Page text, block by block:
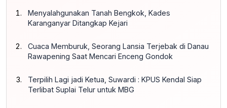
Menyalahgunakan Tanah Bengkok, Kades
Karanganyar Ditangkap Kejari
Cuaca Memburuk, Seorang Lansia Terjebak di Danau
Rawapening Saat Mencari Enceng Gondok
Terpilih Lagi jadi Ketua, Suwardi : KPUS Kendal Siap
Terlibat Suplai Telur untuk MBG